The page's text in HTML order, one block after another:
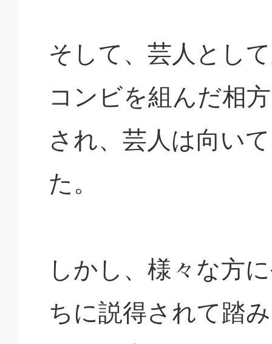
そして、芸人とし
コンビを組んだ相
され、芸人は向い
た。
しかし、様々な方
ちに説得されて踏